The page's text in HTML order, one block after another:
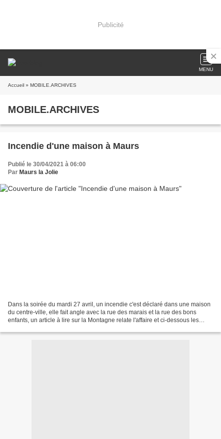
Publicité
MENU
Accueil » MOBILE.ARCHIVES
MOBILE.ARCHIVES
Incendie d'une maison à Maurs
Publié le 30/04/2021 à 06:00
Par Maurs la Jolie
Dans la soirée du mardi 27 avril, un incendie c'est déclaré dans une maison
du centre-ville, elle fait angle avec la rue des marais et la rue des bons
enfants, un article à lire sur la Montagne relate l'affaire et ci-dessous les